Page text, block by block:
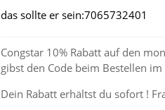
das sollte er sein:7065732401
Congstar 10% Rabatt auf den
gibst den Code beim Bestellen
Dein Rabatt erhältst du sofort !